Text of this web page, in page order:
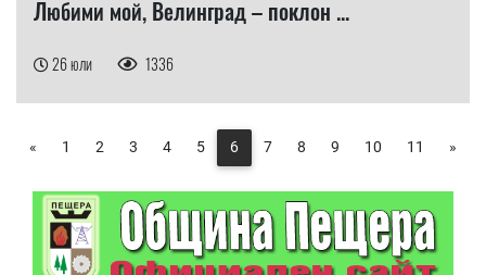
Любими мой, Велинград – поклон ...
26 юли 1336
« 1 2 3 4 5 6 7 8 9 10 11 »